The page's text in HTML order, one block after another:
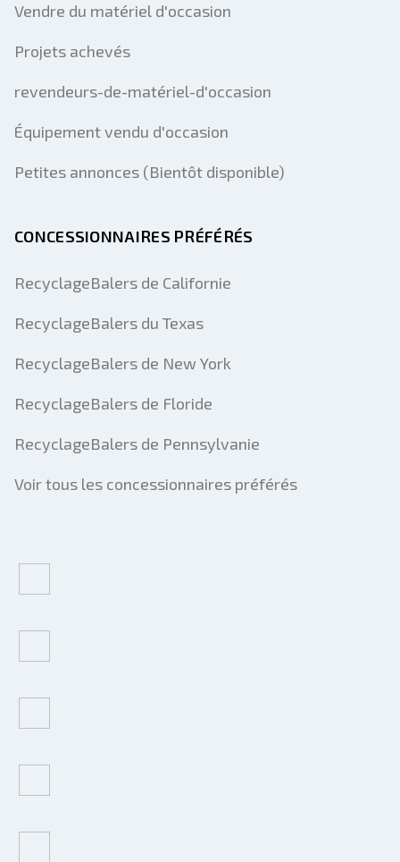
Vendre du matériel d'occasion
Projets achevés
revendeurs-de-matériel-d'occasion
Équipement vendu d'occasion
Petites annonces (Bientôt disponible)
CONCESSIONNAIRES PRÉFÉRÉS
RecyclageBalers de Californie
RecyclageBalers du Texas
RecyclageBalers de New York
RecyclageBalers de Floride
RecyclageBalers de Pennsylvanie
Voir tous les concessionnaires préférés